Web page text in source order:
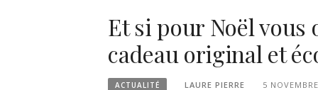
Et si pour Noël
cadeau original et
ACTUALITÉ LAURE PIERRE 5